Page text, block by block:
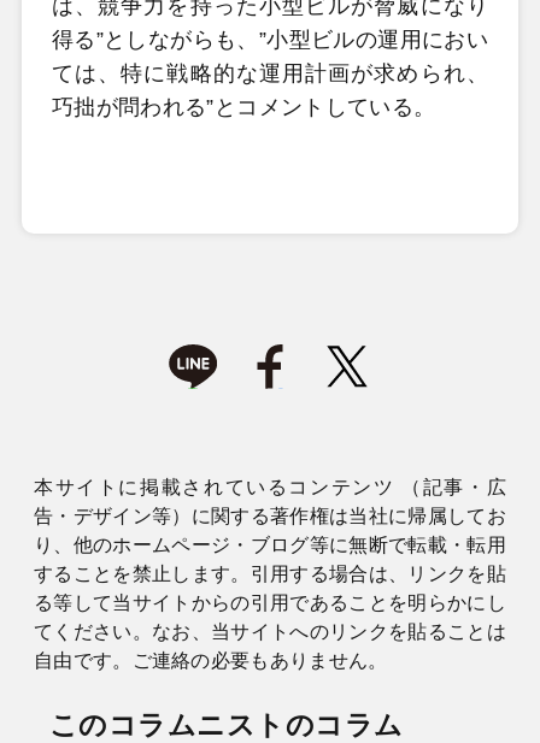
は、競争力を持った小型ビルが脅威になり
得る”としながらも、”小型ビルの運用におい
ては、特に戦略的な運用計画が求められ、
巧拙が問われる”とコメントしている。
本サイトに掲載されているコンテンツ （記事・広
告・デザイン等）に関する著作権は当社に帰属してお
り、他のホームページ・ブログ等に無断で転載・転用
することを禁止します。引用する場合は、リンクを貼
る等して当サイトからの引用であることを明らかにし
てください。なお、当サイトへのリンクを貼ることは
自由です。ご連絡の必要もありません。
このコラムニストのコラム